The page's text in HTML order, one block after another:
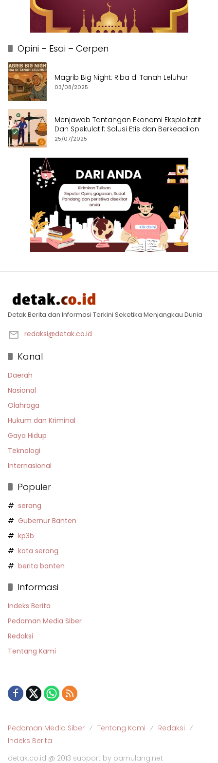
Opini – Esai – Cerpen
Magrib Big Night: Riba di Tanah Leluhur
03/08/2025
Menjawab Tantangan Ekonomi Eksploitatif
Dan Spekulatif: Solusi Etis dan Berkeadilan
25/07/2025
Detak Berita dan Informasi Terkini Seketika Menjangkau Dunia
redaksi@detak.co.id
Kanal
Daerah
Nasional
Olahraga
Hukum dan Kriminal
Gaya Hidup
Teknologi
Internasional
Populer
serang
Gubernur Banten
kp3b
kota serang
berita banten
Informasi
Indeks Berita
Pedoman Media Siber
Redaksi
Tentang Kami
Pedoman Media Siber Tentang Kami
Redaksi
Indeks Berita
detak.co.id @ 2013 support by pamulang.net